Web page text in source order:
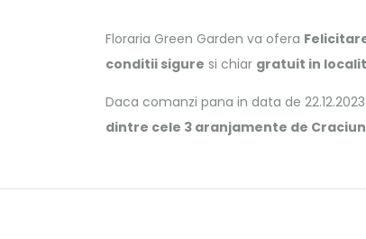
Floraria Green Garden va ofera
conditii sigure si chiar gratuit in
Daca comanzi pana in data de
dintre cele 3 aranjamente de